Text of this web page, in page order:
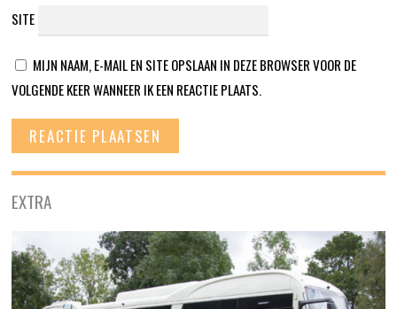
SITE
MIJN NAAM, E-MAIL EN SITE OPSLAAN IN DEZE BROWSER VOOR DE
VOLGENDE KEER WANNEER IK EEN REACTIE PLAATS.
EXTRA